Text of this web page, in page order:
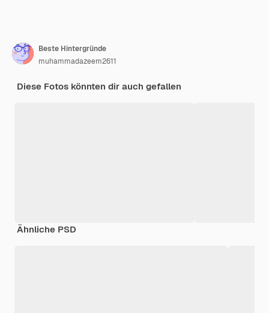
Beste Hintergründe
muhammadazeem2611
Diese Fotos könnten dir auch gefallen
Ähnliche PSD